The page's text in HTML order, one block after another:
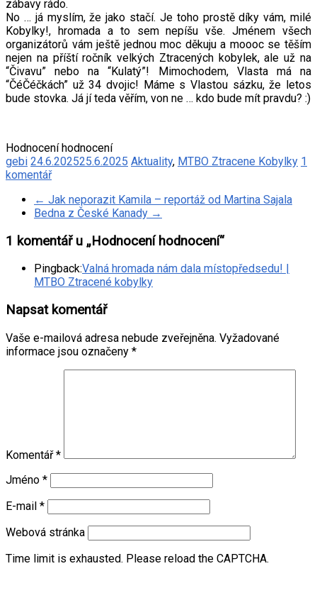
zábavy rádo.
No … já myslím, že jako stačí. Je toho prostě díky vám, milé
Kobylky!, hromada a to sem nepíšu vše. Jménem všech
organizátorů vám ještě jednou moc děkuju a moooc se těším
nejen na příští ročník velkých Ztracených kobylek, ale už na
“Čivavu” nebo na “Kulatý”! Mimochodem, Vlasta má na
“ČéČéčkách” už 34 dvojic! Máme s Vlastou sázku, že letos
bude stovka. Já jí teda věřím, von ne … kdo bude mít pravdu? :)
Hodnocení hodnocení
gebi 24.6.202525.6.2025 Aktuality, MTBO Ztracene Kobylky 1
komentář
← Jak neporazit Kamila – reportáž od Martina Sajala
Bedna z České Kanady →
1 komentář u „Hodnocení hodnocení“
Pingback:Valná hromada nám dala místopředsedu! |
MTBO Ztracené kobylky
Napsat komentář
Vaše e-mailová adresa nebude zveřejněna. Vyžadované
informace jsou označeny *
Komentář*
Jméno *
E-mail *
Webová stránka
Time limit is exhausted. Please reload the CAPTCHA.